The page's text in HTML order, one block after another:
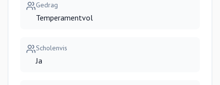
Gedrag
Temperamentvol
Scholenvis
Ja